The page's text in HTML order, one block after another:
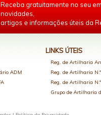
Receba gratuitamente no seu
novidades,
artigos e informações úteis da
ADM
LINKS ÚTEIS
Reg. de Artilharia
Reg. de Artilharia
Reg. de Artilharia
Grupo de Artilharia